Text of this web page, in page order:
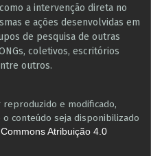
a intervenção direta no
e ações desenvolvidas em
de pesquisa ​de outras
coletivos, escritórios
outros​.
e modificado,
conteúdo seja disponibilizado
Atribuição 4.0